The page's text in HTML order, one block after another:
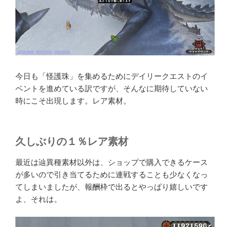
今日も「怪護珠」を集めるためにデイリークエストのイ
ベントを進めている訳ですが、そんなに期待していない
時にこそ出現します。レア素材。
久しぶりの１％レア素材
最近は辿異種素材以外は、ショップで購入できるケース
が多いので引き当てるために連戦することも少なくなっ
てしまいましたが、報酬枠で出るとやっぱり嬉しいです
よ、それは。